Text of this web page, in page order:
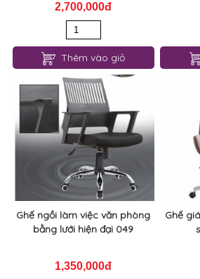
2,700,000đ
Thêm vào giỏ
Ghế ngồi làm việc văn phòng
bằng lưới hiện đại 049
1,350,000đ
Ghế